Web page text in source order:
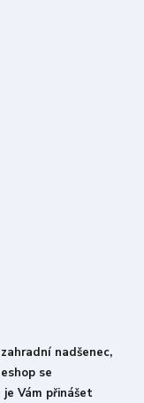
nadšenec,
se
Vám přinášet